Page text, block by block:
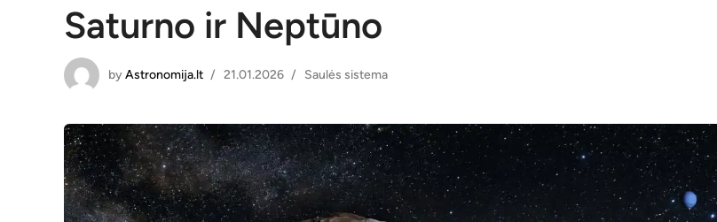
Saturno ir Neptūno
byAstronomija.lt / 21.01.2026 /
Posted
Saulės sistema